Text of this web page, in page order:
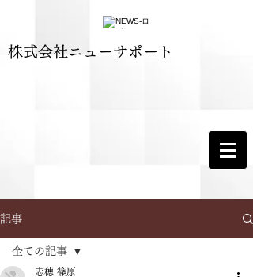
​株式会社ニューサポート
記事
全ての記事
志穂 篠原